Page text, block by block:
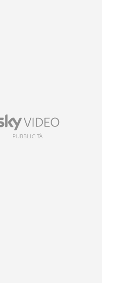
PUBBLICITÀ